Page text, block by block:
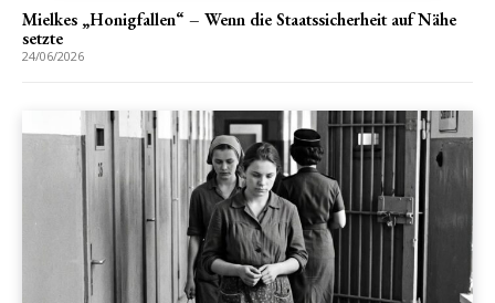
Mielkes „Honigfallen“ – Wenn die Staatssicherheit auf Nähe
setzte
24/06/2026